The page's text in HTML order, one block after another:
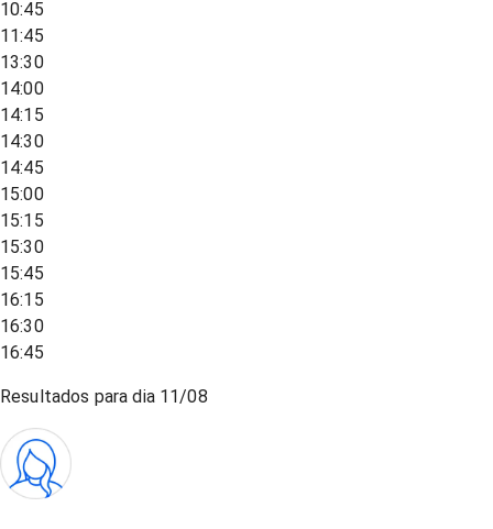
10:45
11:45
13:30
14:00
14:15
14:30
14:45
15:00
15:15
15:30
15:45
16:15
16:30
16:45
Resultados para dia 11/08